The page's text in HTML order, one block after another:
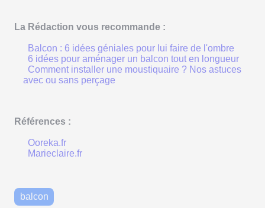
La Rédaction vous recommande :
Balcon : 6 idées géniales pour lui faire de l'ombre
6 idées pour aménager un balcon tout en longueur
Comment installer une moustiquaire ? Nos astuces
avec ou sans perçage
Références :
Ooreka.fr
Marieclaire.fr
balcon